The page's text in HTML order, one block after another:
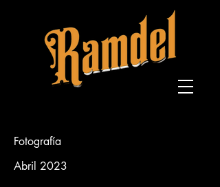
Fotografía
Abril 2023